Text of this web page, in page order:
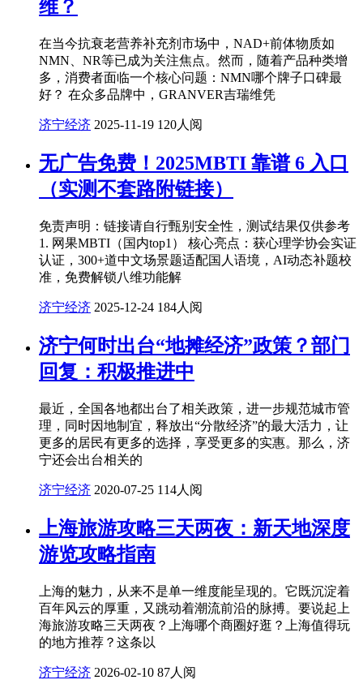
维？
在当今抗衰老营养补充剂市场中，NAD+前体物质如
NMN、NR等已成为关注焦点。然而，随着产品种类增
多，消费者面临一个核心问题：NMN哪个牌子口碑最
好？ 在众多品牌中，GRANVER吉瑞维凭
济宁经济 2025-11-19 120人阅
无广告免费！2025MBTI 靠谱 6 入口
（实测不套路附链接）
免责声明：链接请自行甄别安全性，测试结果仅供参考
1. 网果MBTI（国内top1） 核心亮点：获心理学协会实证
认证，300+道中文场景题适配国人语境，AI动态补题校
准，免费解锁八维功能解
济宁经济 2025-12-24 184人阅
济宁何时出台“地摊经济”政策？部门
回复：积极推进中
最近，全国各地都出台了相关政策，进一步规范城市管
理，同时因地制宜，释放出“分散经济”的最大活力，让
更多的居民有更多的选择，享受更多的实惠。那么，济
宁还会出台相关的
济宁经济 2020-07-25 114人阅
上海旅游攻略三天两夜：新天地深度
游览攻略指南
上海的魅力，从来不是单一维度能呈现的。它既沉淀着
百年风云的厚重，又跳动着潮流前沿的脉搏。要说起上
海旅游攻略三天两夜？上海哪个商圈好逛？上海值得玩
的地方推荐？这条以
济宁经济 2026-02-10 87人阅